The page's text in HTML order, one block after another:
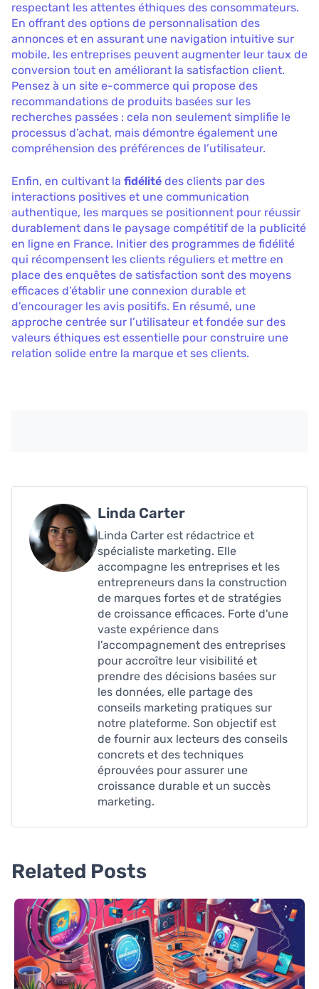
respectant les attentes éthiques des consommateurs.
En offrant des options de personnalisation des
annonces et en assurant une navigation intuitive sur
mobile, les entreprises peuvent augmenter leur taux de
conversion tout en améliorant la satisfaction client.
Pensez à un site e-commerce qui propose des
recommandations de produits basées sur les
recherches passées : cela non seulement simplifie le
processus d’achat, mais démontre également une
compréhension des préférences de l’utilisateur.
Enfin, en cultivant la fidélité des clients par des
interactions positives et une communication
authentique, les marques se positionnent pour réussir
durablement dans le paysage compétitif de la publicité
en ligne en France. Initier des programmes de fidélité
qui récompensent les clients réguliers et mettre en
place des enquêtes de satisfaction sont des moyens
efficaces d’établir une connexion durable et
d’encourager les avis positifs. En résumé, une
approche centrée sur l’utilisateur et fondée sur des
valeurs éthiques est essentielle pour construire une
relation solide entre la marque et ses clients.
Linda Carter
Linda Carter est rédactrice et
spécialiste marketing. Elle
accompagne les entreprises et les
entrepreneurs dans la construction
de marques fortes et de stratégies
de croissance efficaces. Forte d'une
vaste expérience dans
l'accompagnement des entreprises
pour accroître leur visibilité et
prendre des décisions basées sur
les données, elle partage des
conseils marketing pratiques sur
notre plateforme. Son objectif est
de fournir aux lecteurs des conseils
concrets et des techniques
éprouvées pour assurer une
croissance durable et un succès
marketing.
Related Posts